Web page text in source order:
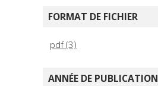
FORMAT DE FICHIER
pdf (3)
ANNÉE DE PUBLICATION